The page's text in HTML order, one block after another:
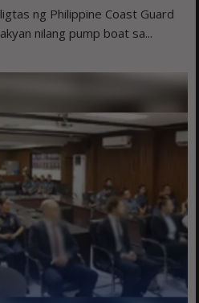
ng Philippine Coast Guard
nilang pump boat sa...